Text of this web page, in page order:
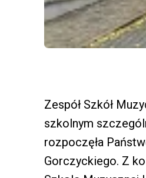
Zespół Szkół
szkolnym
rozpoczęła
Gorczyckiego. Z